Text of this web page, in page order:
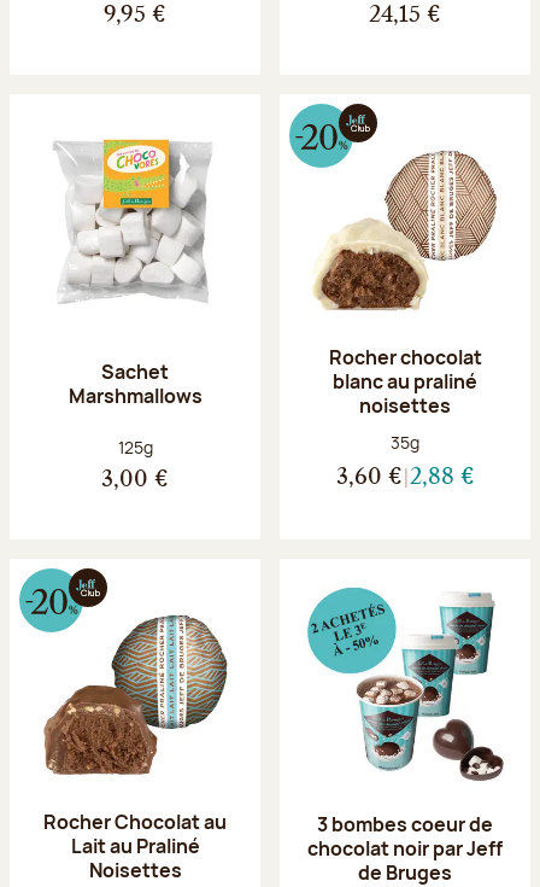
9,95 € 24,15 €
Sachet
Marshmallows
Poids net :
125g
3,00 €
Rocher chocolat
blanc au praliné
noisettes
Poids net :
35g
3,60 € 2,88 €
Rocher Chocolat au
Lait au Praliné
Noisettes
3 bombes coeur de
chocolat noir par Jeff
de Bruges